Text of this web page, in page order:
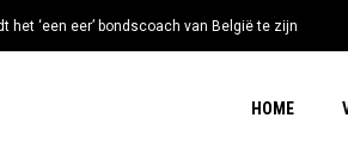
het ‘een eer’ bondscoach van België te zijn
HOME